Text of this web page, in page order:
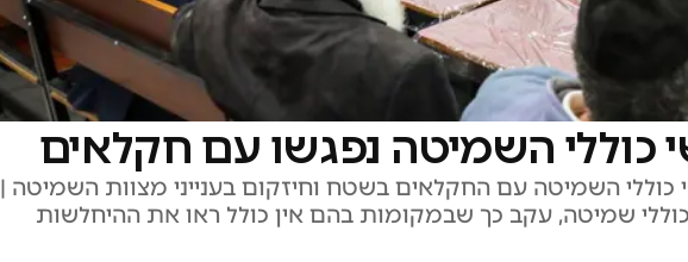
כוללי השמיטה נפגשו עם חקלאים
השמיטה עם החקלאים בשטח וחיזקום בענייני מצוות השמיטה |
שמיטה, עקב כך שבמקומות בהם אין כולל ראו את ההיחלשות